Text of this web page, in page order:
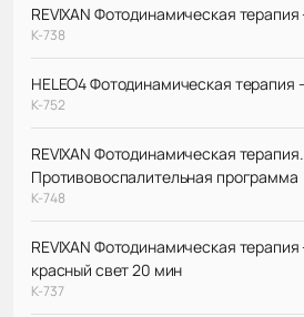
REVIXAN Фотодинамическая
К-738
HELEO4 Фотодинамическая терапия
К-752
REVIXAN Фотодинамическая терапия.
Противовоспалительная программа
К-748
REVIXAN Фотодинамическая терапия
красный свет 20 мин
К-737